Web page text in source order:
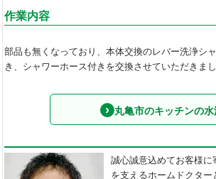
作業内容
部品も無くなっており、本体交換のレバー洗浄シ
き、シャワーホース付きを交換させていただきまし
丸亀市のキッチンの
誠心誠意込めてお客様
を支えるホームドクタ